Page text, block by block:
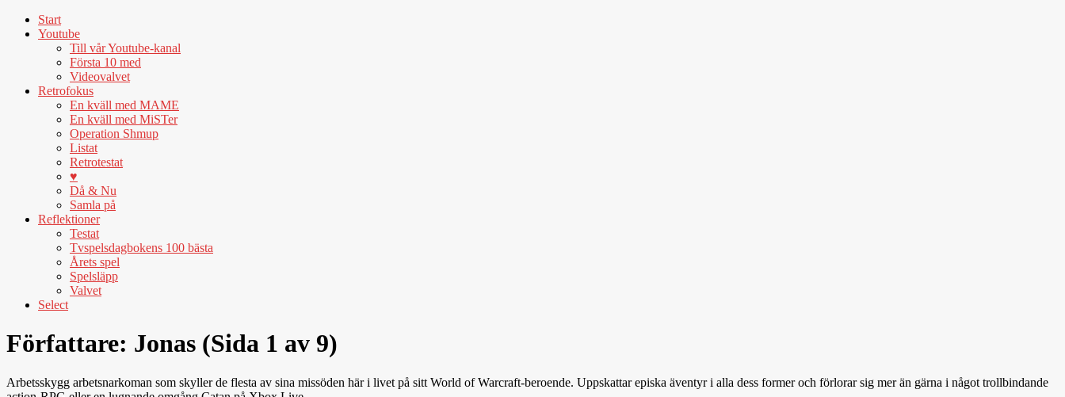
Start
Youtube
Till vår Youtube-kanal
Första 10 med
Videovalvet
Retrofokus
En kväll med MAME
En kväll med MiSTer
Operation Shmup
Listat
Retrotestat
♥
Då & Nu
Samla på
Reflektioner
Testat
Tvspelsdagbokens 100 bästa
Årets spel
Spelsläpp
Valvet
Select
Författare: Jonas (Sida 1 av 9)
Arbetsskygg arbetsnarkoman som skyller de flesta av sina missöden här i livet på sitt World of Warcraft-beroende. Uppskattar episka äventyr i alla dess former och förlorar sig mer än gärna i något trollbindande